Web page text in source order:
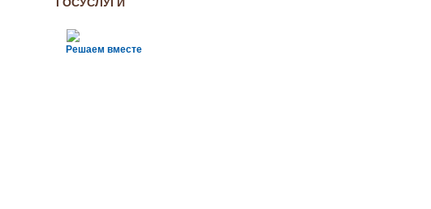
Решаем вместе